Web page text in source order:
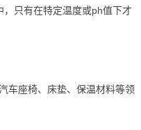
只有在特定温度或ph值下才
车座椅、床垫、保温材料等领